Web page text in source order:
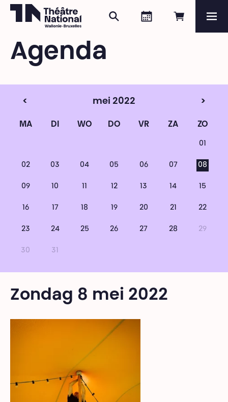
Online
Agenda
Zoeken
Agenda
< mei 2022 >
MA DI WO DO VR ZA ZO
01
02 03 04 05 06 07 08
09 10 11 12 13 14 15
16 17 18 19 20 21 22
23 24 25 26 27 28 29
30 31
Zondag 8 mei 2022